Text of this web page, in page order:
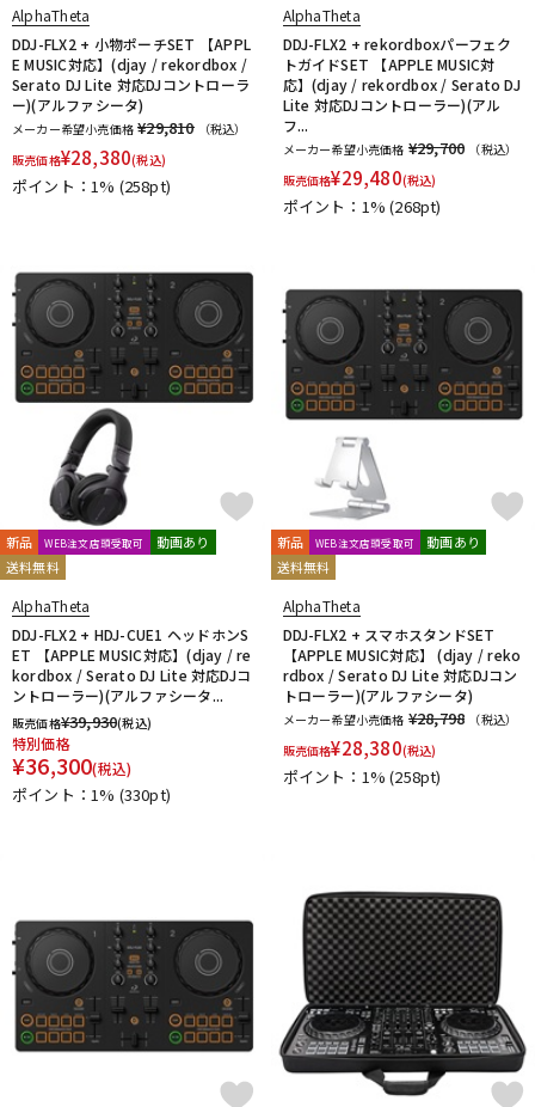
AlphaTheta
DDJ-FLX2 + 小物ポーチSET 【APPL
E MUSIC対応】(djay / rekordbox /
Serato DJ Lite 対応DJコントローラ
ー)(アルファシータ)
メーカー希望小売価格 ¥29,810
（税込）
販売価格¥28,380(税込)
ポイント：1% (258pt)
AlphaTheta
DDJ-FLX2 + rekordboxパーフェク
トガイドSET 【APPLE MUSIC対
応】(djay / rekordbox / Serato DJ
Lite 対応DJコントローラー)(アル
フ...
メーカー希望小売価格 ¥29,700
（税込）
販売価格¥29,480(税込)
ポイント：1%(268pt)
新品 WEB注文店頭受取可
動画あり
送料無料
AlphaTheta
DDJ-FLX2 + HDJ-CUE1 ヘッドホンS
ET 【APPLE MUSIC対応】(djay / re
kordbox / Serato DJ Lite 対応DJコ
ントローラー)(アルファシータ...
販売価格¥39,930(税込)
特別価格
¥36,300(税込)
ポイント：1% (330pt)
新品 WEB注文店頭受取可
動画あり
送料無料
AlphaTheta
DDJ-FLX2 + スマホスタンドSET
【APPLE MUSIC対応】 (djay / reko
rdbox / Serato DJ Lite 対応DJコン
トローラー)(アルファシータ)
メーカー希望小売価格 ¥28,798
（税込）
販売価格¥28,380(税込)
ポイント：1%(258pt)